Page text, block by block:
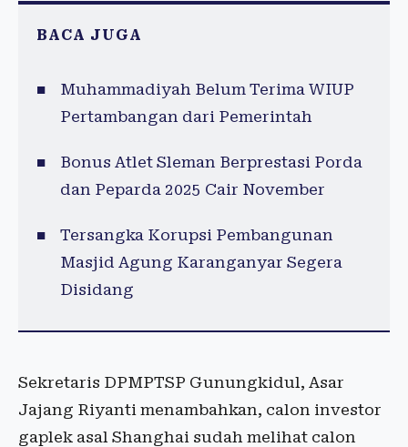
BACA JUGA
Muhammadiyah Belum Terima WIUP
Pertambangan dari Pemerintah
Bonus Atlet Sleman Berprestasi Porda
dan Peparda 2025 Cair November
Tersangka Korupsi Pembangunan
Masjid Agung Karanganyar Segera
Disidang
Sekretaris DPMPTSP Gunungkidul, Asar
Jajang Riyanti menambahkan, calon investor
gaplek asal Shanghai sudah melihat calon